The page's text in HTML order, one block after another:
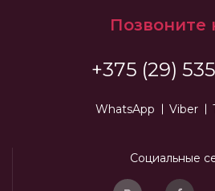
Позвоните
+375 (29)
WhatsApp Viber
Социальные